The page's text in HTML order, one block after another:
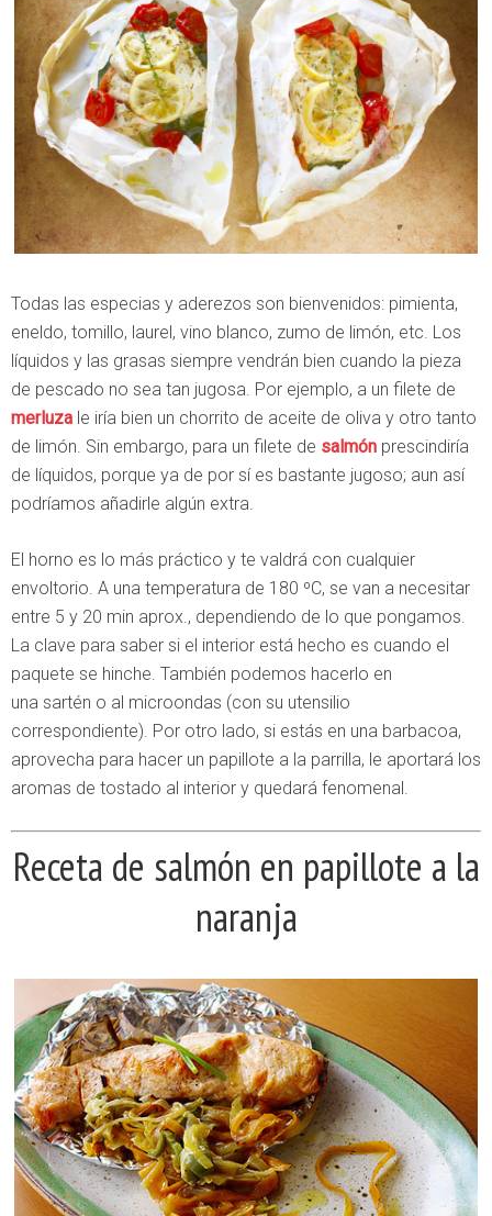
Todas las especias y aderezos son bienvenidos: pimienta,
eneldo, tomillo, laurel, vino blanco, zumo de limón, etc. Los
líquidos y las grasas siempre vendrán bien cuando la pieza
de pescado no sea tan jugosa. Por ejemplo, a un filete de
merluza le iría bien un chorrito de aceite de oliva y otro tanto
de limón. Sin embargo, para un filete de salmón prescindiría
de líquidos, porque ya de por sí es bastante jugoso; aun así
podríamos añadirle algún extra.
El horno es lo más práctico y te valdrá con cualquier
envoltorio. A una temperatura de 180 ºC, se van a necesitar
entre 5 y 20 min aprox., dependiendo de lo que pongamos.
La clave para saber si el interior está hecho es cuando el
paquete se hinche. También podemos hacerlo en
una sartén o al microondas (con su utensilio
correspondiente). Por otro lado, si estás en una barbacoa,
aprovecha para hacer un papillote a la parrilla, le aportará los
aromas de tostado al interior y quedará fenomenal.
Receta de salmón en papillote a la
naranja